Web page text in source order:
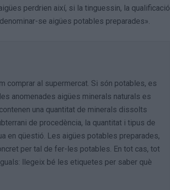
perdrien així, si la tinguessin, la qualificació
se aigües potables preparades».
comprar al supermercat. Si són potables, es
anomenades aigües minerals naturals es
una quantitat de minerals dissolts
de procedència, la quantitat i tipus de
en qüestió. Les aigües potables preparades,
per tal de fer-les potables. En tot cas, tot
llegeix bé les etiquetes per saber què